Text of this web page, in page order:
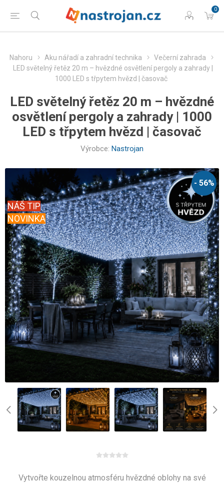
0
Nahoru Aku nářadí a zahradní technika
Večerní zahrada
LED světelný řetěz 20 m – hvězdné osvětlení pergoly a zahrady |
1000 LED s třpytem hvězd | časovač
LED světelný řetěz 20 m – hvězdné
osvětlení pergoly a zahrady | 1000
LED s třpytem hvězd | časovač
Výrobce: Nastrojan
- 56%
NÁŠ TIP
NOVINKA
Vytvořte kouzelnou atmosféru hvězdné oblohy na své